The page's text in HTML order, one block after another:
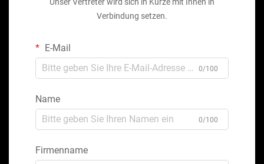
Verbindung setzen.
E-Mail
0/100
Name
0/100
Firmenname